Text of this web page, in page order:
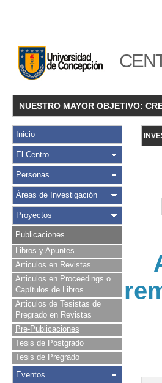
NUESTRO MAYOR OBJETIVO:
Inicio
El Centro
Personas
Áreas de Investigación
Proyectos
Publicaciones
Libros y Apuntes
Articulos en Revistas
Articulos en Proceedings o
Capítulos de Libros
Articulos de Tesistas de
Pregrado en Revistas
Pre-Publicaciones
Tesis de Postgrado
Tesis de Pregrado
Eventos